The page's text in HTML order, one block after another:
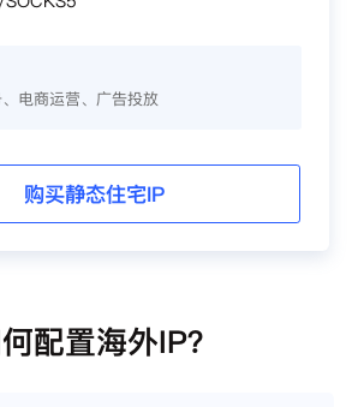
电商运营、广告投放
购买静态住宅IP
配置海外IP？